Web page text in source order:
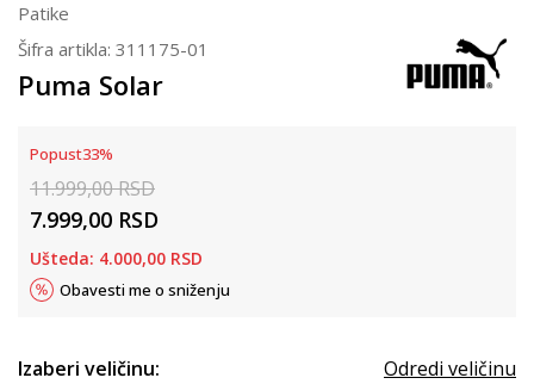
Patike
Šifra artikla: 311175-01
Puma Solar
Popust33%
11.999,00RSD
7.999,00 RSD
Ušteda: 4.000,00 RSD
Obavesti me o sniženju
Izaberi veličinu: Odredi veličinu